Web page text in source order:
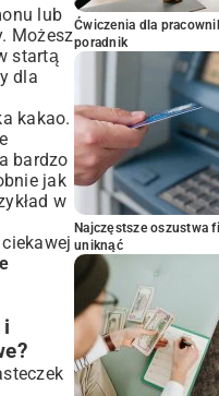
lub
Możesz
startą
dla
kakao.
bardzo
jak
w
i
Ćwiczenia dla
poradnik
Najczęstsze oszustwa
uniknąć